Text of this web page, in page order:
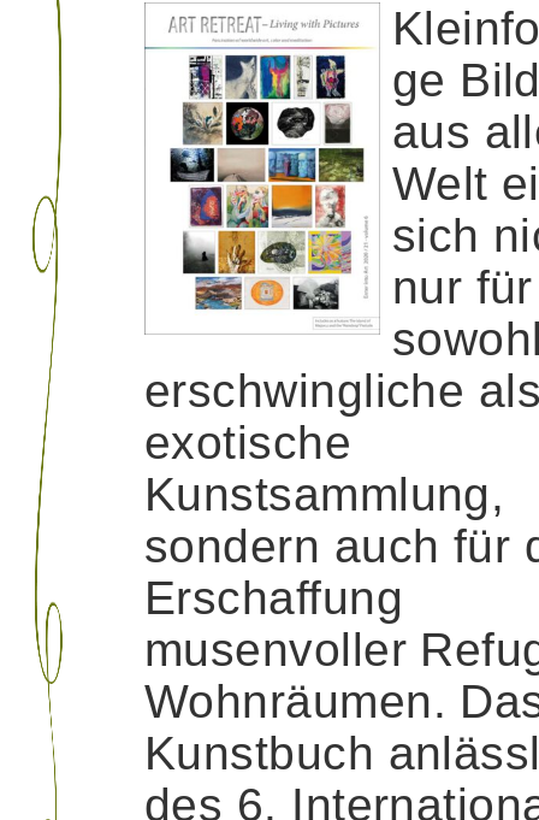
ge
aus
Welt
sich
nur
erschwingliche
exotische
Kunstsammlung,
sondern auch für
Erschaffung
musenvoller
Wohnräumen.
Kunstbuch
des 6.